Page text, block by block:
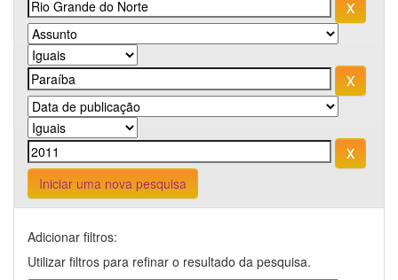
Iniciar uma nova pesquisa
Adicionar filtros:
Utilizar filtros para refinar o resultado da pesquisa.